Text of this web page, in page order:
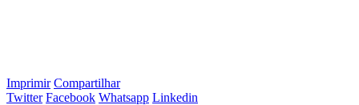
Imprimir Compartilhar
Twitter Facebook Whatsapp Linkedin